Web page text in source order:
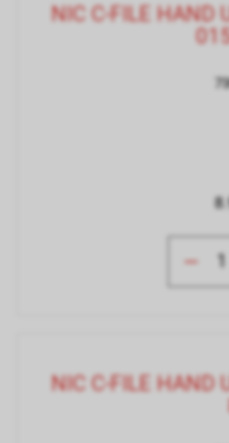
NIC C-FILE HAND
NIC C-FILE HAND